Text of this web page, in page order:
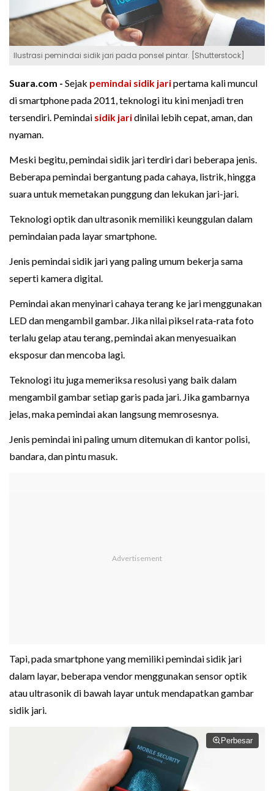
Ilustrasi pemindai sidik jari pada ponsel pintar. [Shutterstock]
Suara.com - Sejak pemindai sidik jaripertama kali muncul
di smartphone pada 2011, teknologi itu kini menjadi tren
tersendiri. Pemindai sidik jaridinilai lebih cepat, aman, dan
nyaman.
Meski begitu, pemindai sidik jari terdiri dari beberapa jenis.
Beberapa pemindai bergantung pada cahaya, listrik, hingga
suara untuk memetakan punggung dan lekukan jari-jari.
Teknologi optik dan ultrasonik memiliki keunggulan dalam
pemindaian pada layar smartphone.
Jenis pemindai sidik jari yang paling umum bekerja sama
seperti kamera digital.
Pemindai akan menyinari cahaya terang ke jari menggunakan
LED dan mengambil gambar. Jika nilai piksel rata-rata foto
terlalu gelap atau terang, pemindai akan menyesuaikan
eksposur dan mencoba lagi.
Teknologi itu juga memeriksa resolusi yang baik dalam
mengambil gambar setiap garis pada jari. Jika gambarnya
jelas, maka pemindai akan langsung memrosesnya.
Jenis pemindai ini paling umum ditemukan di kantor polisi,
bandara, dan pintu masuk.
Tapi, pada smartphone yang memiliki pemindai sidik jari
dalam layar, beberapa vendor menggunakan sensor optik
atau ultrasonik di bawah layar untuk mendapatkan gambar
sidik jari.
Perbesar